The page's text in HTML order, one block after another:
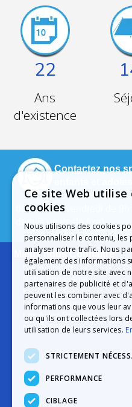
22
Ans
d'existence
Contactez nos
enfants et
Nos conseillers
du lundi au vendredi de
depuis un poste fixe).
Mieux nous Connaître
Notre Histoire
Notre Engagement
La Charte Qualité
Le Projet Educatif
Les Aides Possibles
Les Groupes
Ce site Web utilise
cookies
Nous utilisons des cookies
personnaliser le contenu, les
analyser notre trafic. Nous
également des informations
utilisation de notre site avec
partenaires de publicité et
peuvent les combiner avec
informations que vous leur
ou qu'ils ont collectées lors
utilisation de leurs services.
STRICTEMENT
PERFORMANCE
CIBLAGE